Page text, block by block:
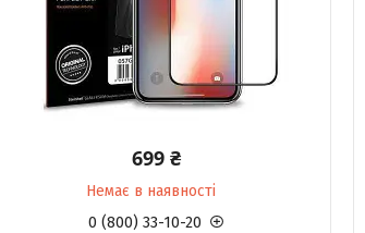
699 ₴
Немає в наявності
0 (800) 33-10-20